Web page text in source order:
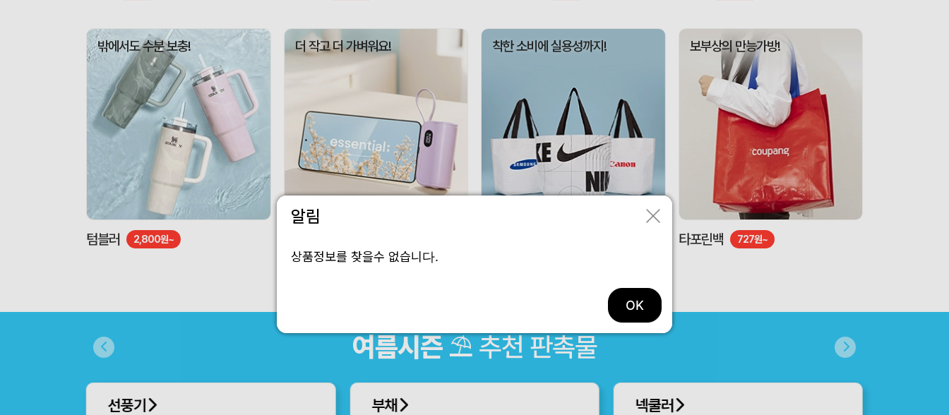
밖에서도 수분 보충!
텀블러 2,800원~
더 작고 더 가벼워요! 착한 소비에 실용성까지! 보부상의 만능가방!
타포린백 727원~
여름시즌⛱ 추천 판촉물
선풍기 부채 넥쿨러
알림
상품정보를 찾을수 없습니다.
OK